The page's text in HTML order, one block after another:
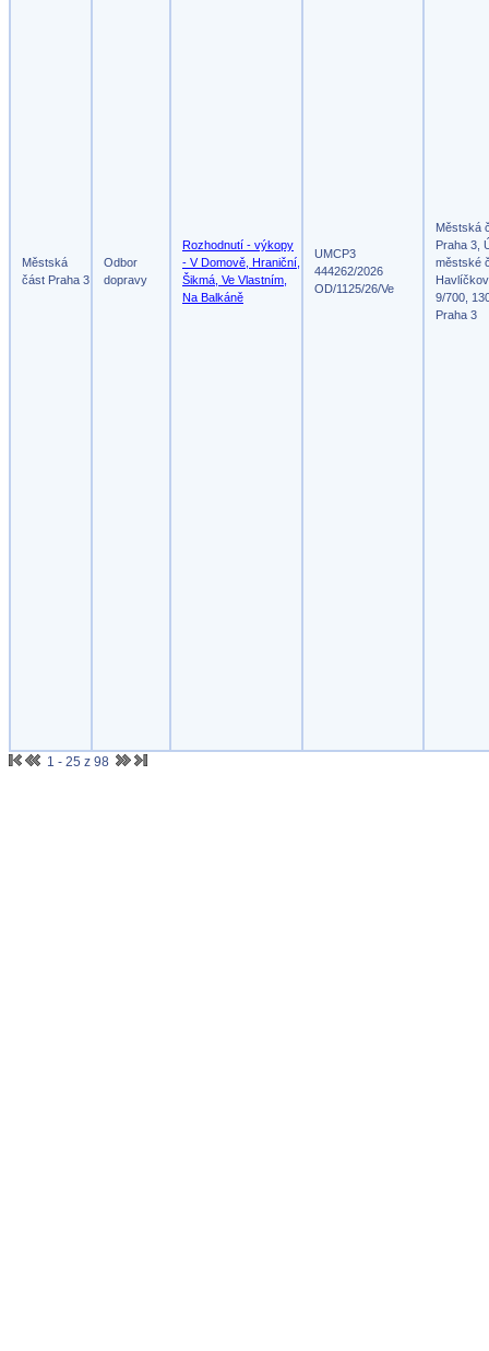
Městská
část Praha 3
Odbor
dopravy
Rozhodnutí - výkopy
- V Domově, Hraniční,
Šikmá, Ve Vlastním,
Na Balkáně
UMCP3
444262/2026
OD/1125/26/Ve
Městská
Praha 3,
městské
9/700,
Praha 3
1 - 25 z 98